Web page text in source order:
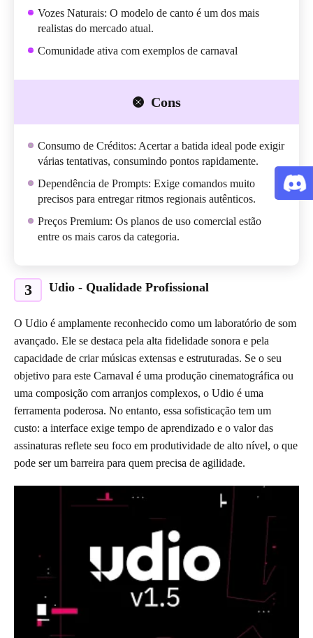
Vozes Naturais: O modelo de canto é um dos mais
realistas do mercado atual.
Comunidade ativa com exemplos de carnaval
Cons
Consumo de Créditos: Acertar a batida ideal pode exigir
várias tentativas, consumindo pontos rapidamente.
Dependência de Prompts: Exige comandos muito
precisos para entregar ritmos regionais autênticos.
Preços Premium: Os planos de uso comercial estão
entre os mais caros da categoria.
3 Udio - Qualidade Profissional
O Udio é amplamente reconhecido como um laboratório de som
avançado. Ele se destaca pela alta fidelidade sonora e pela
capacidade de criar músicas extensas e estruturadas. Se o seu
objetivo para este Carnaval é uma produção cinematográfica ou
uma composição com arranjos complexos, o Udio é uma
ferramenta poderosa. No entanto, essa sofisticação tem um
custo: a interface exige tempo de aprendizado e o valor das
assinaturas reflete seu foco em produtividade de alto nível, o que
pode ser um barreira para quem precisa de agilidade.